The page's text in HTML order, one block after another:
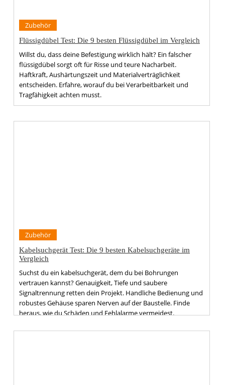
Zubehör
Flüssigdübel Test: Die 9 besten Flüssigdübel im Vergleich
Willst du, dass deine Befestigung wirklich hält? Ein falscher
flüssigdübel sorgt oft für Risse und teure Nacharbeit.
Haftkraft, Aushärtungszeit und Materialverträglichkeit
entscheiden. Erfahre, worauf du bei Verarbeitbarkeit und
Tragfähigkeit achten musst.
Zubehör
Kabelsuchgerät Test: Die 9 besten Kabelsuchgeräte im
Vergleich
Suchst du ein kabelsuchgerät, dem du bei Bohrungen
vertrauen kannst? Genauigkeit, Tiefe und saubere
Signaltrennung retten dein Projekt. Handliche Bedienung und
robustes Gehäuse sparen Nerven auf der Baustelle. Finde
heraus, wie du Schäden und Fehlalarme vermeidest.